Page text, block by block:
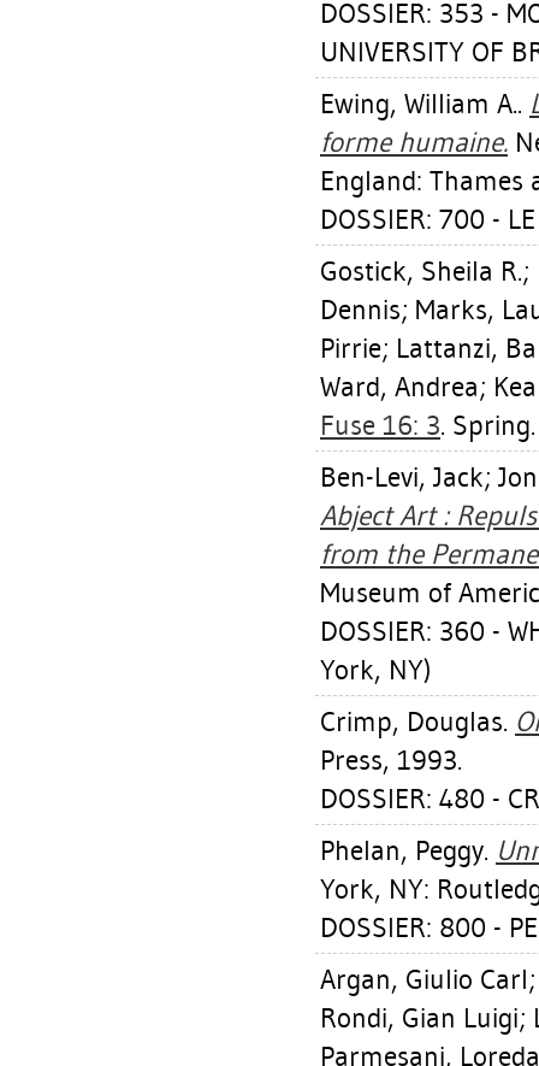
DOSSIER: 353 -
UNIVERSITY OF
Ewing, William A..
forme humaine.
England: Thames
DOSSIER: 700 -
Gostick, Sheila R.;
Dennis; Marks,
Pirrie; Lattanzi,
Ward, Andrea;
Fuse 16: 3.
Ben-Levi, Jack;
Abject Art :
from the
Museum of
DOSSIER: 360 -
York, NY)
Crimp, Douglas.
Press, 1993.
DOSSIER: 480 -
Phelan, Peggy.
York, NY:
DOSSIER: 800 -
Argan, Giulio Carl
Rondi, Gian Luigi;
Parmesani,